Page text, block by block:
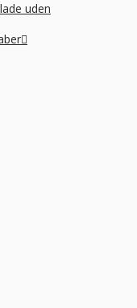
uden